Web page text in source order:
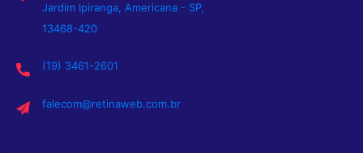
Jardim Ipiranga, Americana - SP,
13468-420
(19) 3461-2601
falecom@retinaweb.com.br